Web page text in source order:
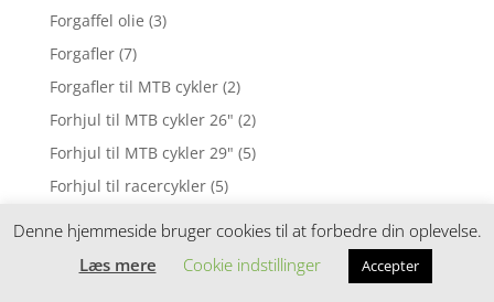
Forgaffel olie (3)
Forgafler (7)
Forgafler til MTB cykler (2)
Forhjul til MTB cykler 26" (2)
Forhjul til MTB cykler 29" (5)
Forhjul til racercykler (5)
Forhjul til voksencykler
Denne hjemmeside bruger cookies til at forbedre din oplevelse.
Læs mere
Cookie indstillinger Accepter